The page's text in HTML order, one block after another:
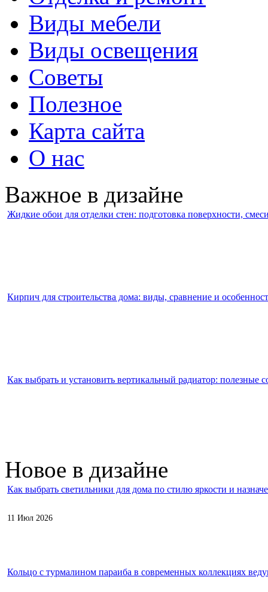
Виды мебели
Виды освещения
Советы
Полезное
Карта сайта
О нас
Важное в дизайне
Жидкие обои для отделки стен: подготовка поверхности,
Кирпич для строительства дома: виды, сравнение и
Как выбрать и установить вертикальный радиатор: полезные
Новое в дизайне
Как выбрать светильники для дома по стилю яркости и
11 Июл 2026
Кольцо с турмалином параиба в современных коллекциях